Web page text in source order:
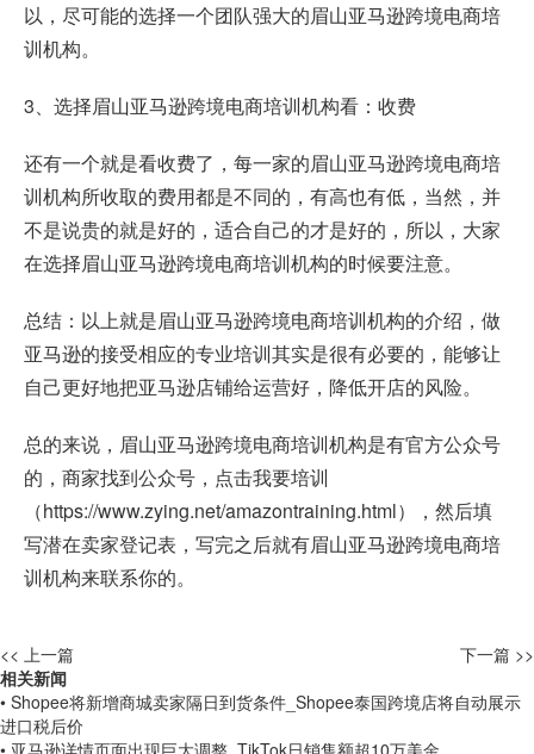
以，尽可能的选择一个团队强大的眉山亚马逊跨境电商培
训机构。
3、选择眉山亚马逊跨境电商培训机构看：收费
还有一个就是看收费了，每一家的眉山亚马逊跨境电商培
训机构所收取的费用都是不同的，有高也有低，当然，并
不是说贵的就是好的，适合自己的才是好的，所以，大家
在选择眉山亚马逊跨境电商培训机构的时候要注意。
总结：以上就是眉山亚马逊跨境电商培训机构的介绍，做
亚马逊的接受相应的专业培训其实是很有必要的，能够让
自己更好地把亚马逊店铺给运营好，降低开店的风险。
总的来说，眉山亚马逊跨境电商培训机构是有官方公众号
的，商家找到公众号，点击我要培训
（https://www.zying.net/amazontraining.html），然后填
写潜在卖家登记表，写完之后就有眉山亚马逊跨境电商培
训机构来联系你的。
<< 上一篇
下一篇 >>
相关新闻
• Shopee将新增商城卖家隔日到货条件_Shopee泰国跨境店将自动展示
进口税后价